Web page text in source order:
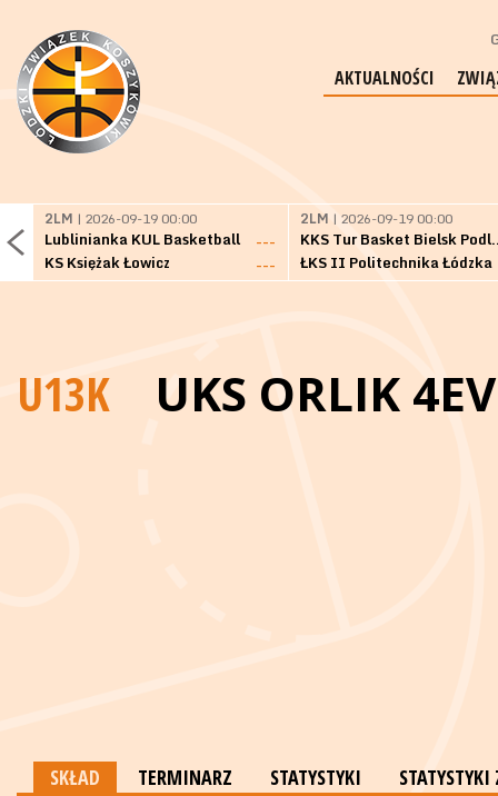
AKTUALNOŚCI
2LM | 2026-09-19 00:00
Lublinianka KUL Basketball
---
KS Księżak Łowicz
---
2LM | 2026-09-19 00:00
KKS Tur
ŁKS II Politechnika Łódzka
U13K UKS ORLIK
SKŁAD TERMINARZ STATYSTYKI